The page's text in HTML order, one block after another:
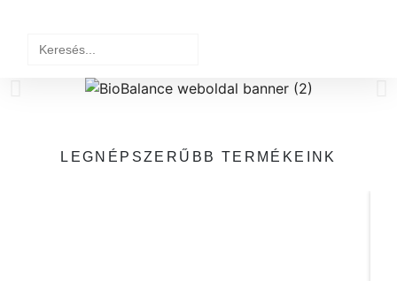
for:
LEGNÉPSZERŰBB TERMÉKEINK